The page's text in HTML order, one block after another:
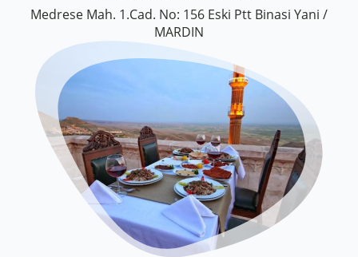
Medrese Mah. 1.Cad. No: 156 Eski Ptt Binasi Yani /
MARDIN